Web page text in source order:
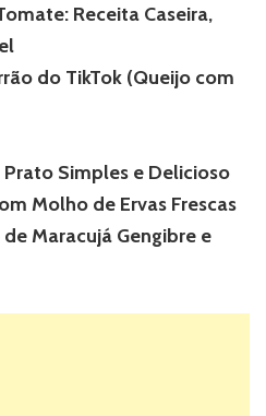
Receita Caseira,
do TikTok (Queijo com
Simples e Delicioso
Molho de Ervas Frescas
Maracujá Gengibre e